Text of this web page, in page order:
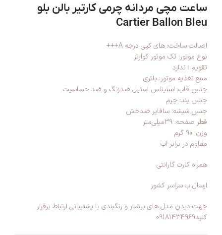
ساعت مچی مردانه چرمی کارتیر بالن بلو
Cartier Ballon Bleu
اصالت ساخت: های کپی درجه A+++
نوع موتور: تک موتور کوارتز
تقویم : ندارد
منبع تغذیه موتور: باتری
جنس قاب: استینلس استیل ضدزنگ و ضد حساسیت
جنس بند: چرم
جنس شیشه: سافایر ضدخش
قطر صفحه: 39میلی‌متر
وزن: 90 گرم
مقاوم در برابر آب
همراه کارت گارانتی
ارسال ب سراسر کشور
جهت دیدن مدل های بیشتر و رنگبندی با پشتیبانی ارتباط برقرار
کنید09181434969